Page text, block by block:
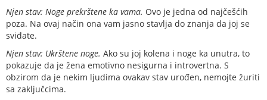
Njen stav: Noge prekrštene ka vama. Ovo je jedna od najčešćih
poza. Na ovaj način ona vam jasno stavlja do znanja da joj se
sviđate.
Njen stav: Ukrštene noge. Ako su joj kolena i noge ka unutra, to
pokazuje da je žena emotivno nesigurna i introvertna. S
obzirom da je nekim ljudima ovakav stav urođen, nemojte žuriti
sa zaključcima.